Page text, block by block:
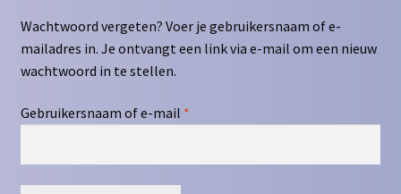
Blog
Contact
Homepagina
Mijn account
Wachtwoord vergeten? Voer je gebruikersnaam of e-
mailadres in. Je ontvangt een link via e-mail om een nieuw
wachtwoord in te stellen.
Gebruikersnaam of e-mail *Vereist